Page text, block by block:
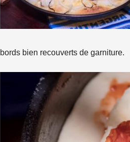
bords bien recouverts de garniture.